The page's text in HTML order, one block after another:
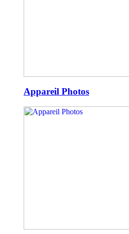
Appareil Photos